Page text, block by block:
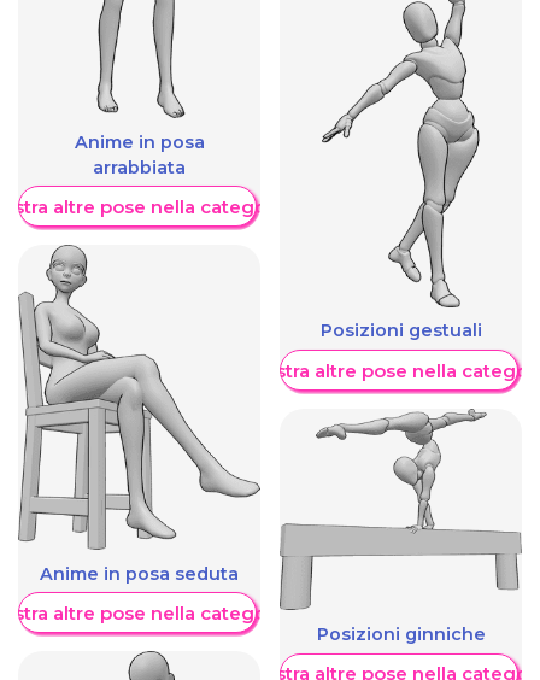
Anime in posa
arrabbiata
altre pose nella categoria
Anime in posa seduta
altre pose nella categoria
Posizioni gestuali
Mostra altre pose nella
Posizioni ginniche
Mostra altre pose nella